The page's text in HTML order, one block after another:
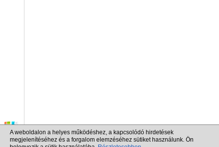
A weboldalon a helyes működéshez, a kapcsolódó hirdetések
megjelenítéséhez és a forgalom elemzéséhez sütiket használunk. Ön